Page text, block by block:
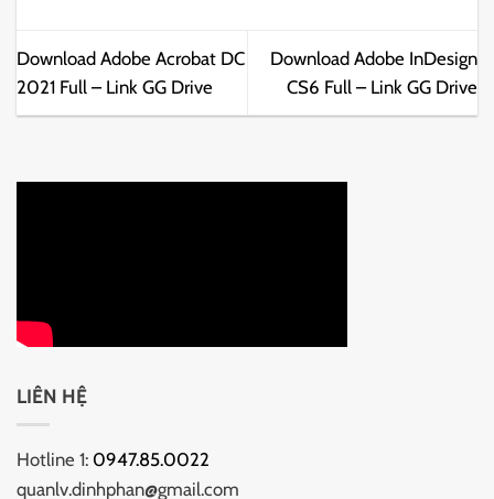
Download Adobe Acrobat DC
2021 Full – Link GG Drive
Download Adobe InDesign
CS6 Full – Link GG Drive
LIÊN HỆ
Hotline 1: 0947.85.0022
quanlv.dinhphan@gmail.com